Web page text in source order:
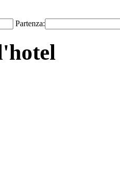
Partenza: